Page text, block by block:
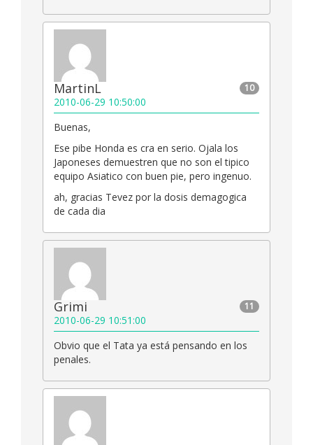
10
MartinL
2010-06-29 10:50:00
Buenas,
Ese pibe Honda es cra en serio. Ojala los
Japoneses demuestren que no son el tipico
equipo Asiatico con buen pie, pero ingenuo.
ah, gracias Tevez por la dosis demagogica
de cada dia
11
Grimi
2010-06-29 10:51:00
Obvio que el Tata ya está pensando en los
penales.